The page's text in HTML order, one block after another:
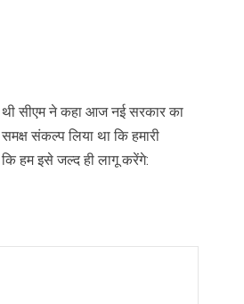
थी सीएम ने कहा आज नई सरकार का
संकल्प लिया था कि हमारी
हम इसे जल्द ही लागू करेंगे: